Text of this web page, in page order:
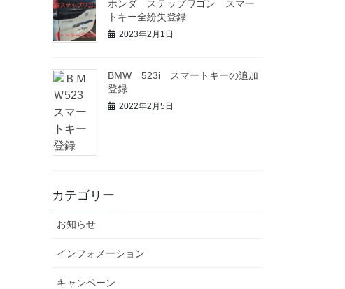
ホンダ ステップワゴン スマー
トキー全紛失登録
2023年2月1日
BMW 523i スマートキーの追加
登録
2022年2月5日
カテゴリー
お知らせ
インフォメーション
キャンペーン